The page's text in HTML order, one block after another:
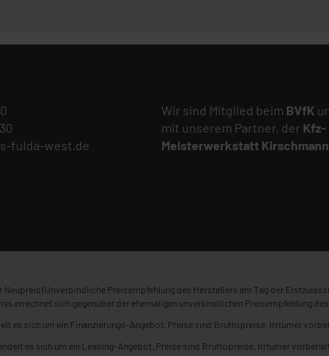
fulda-west.de
Wir sind Mitglied beim BVfK
mit unserem Partner, der Kfz-
Meisterwerkstatt Kirschmann
Neupreis (Unverbindliche Preisempfehlung des Herstellers am Tag der
errechnet sich gegenüber der ehemaligen unverbindlichen Preisempfehlung
es sich um ein Finanzierungs-Angebot. Preise sind Bruttopreise. Irrtümer
es sich um ein Leasing-Angebot. Preise sind Bruttopreise. Irrtümer